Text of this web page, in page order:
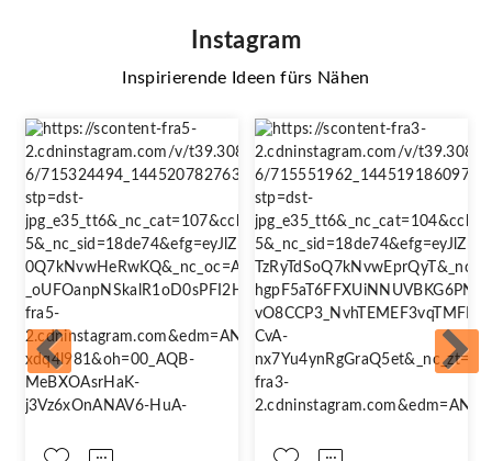
Instagram
Inspirierende Ideen fürs Nähen